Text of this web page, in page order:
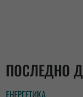
ПОСЛЕДНО
ЕНЕРГЕТИКА